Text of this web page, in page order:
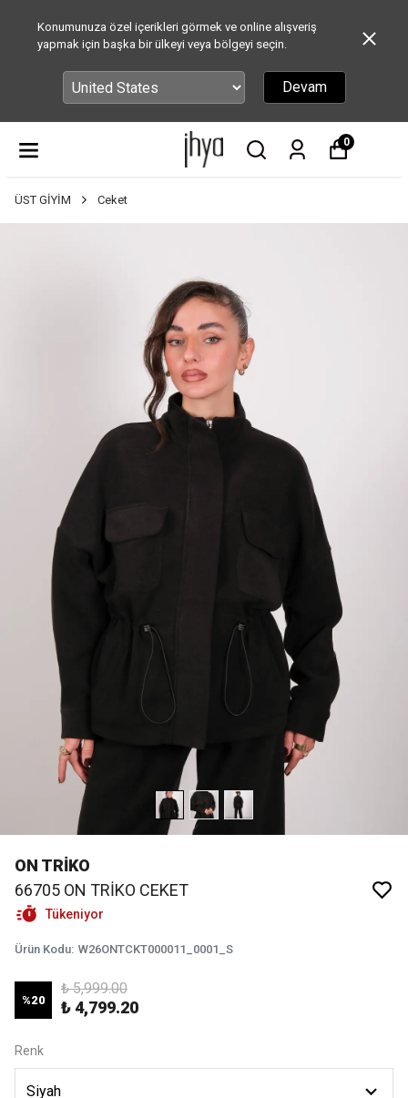
Konumunuza özel içerikleri görmek ve online alışveriş
yapmak için başka bir ülkeyi veya bölgeyi seçin.
Devam
0
ÜST GİYİM Ceket
ON TRİKO
66705 ON TRİKO CEKET
Tükeniyor
Ürün Kodu: W26ONTCKT000011_0001_S
%20
₺ 5,999.00
₺ 4,799.20
Renk